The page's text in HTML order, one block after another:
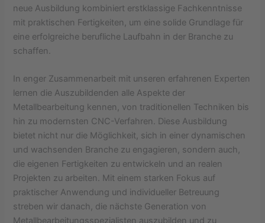
neue Ausbildung kombiniert erstklassige Fachkenntnisse
mit praktischen Fertigkeiten, um eine solide Grundlage für
eine erfolgreiche berufliche Laufbahn in der Branche zu
schaffen.
In enger Zusammenarbeit mit unseren erfahrenen Experten
lernen die Auszubildenden alle Aspekte der
Metallbearbeitung kennen, von traditionellen Techniken bis
hin zu modernsten CNC-Verfahren. Diese Ausbildung
bietet nicht nur die Möglichkeit, sich in einer dynamischen
und wachsenden Branche zu engagieren, sondern auch,
die eigenen Fertigkeiten zu entwickeln und an realen
Projekten zu arbeiten. Mit einem starken Fokus auf
praktischer Anwendung und individueller Betreuung
streben wir danach, die nächste Generation von
Metallbearbeitungsspezialisten auszubilden und zu